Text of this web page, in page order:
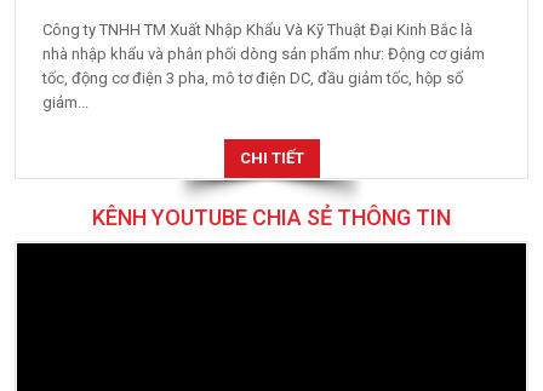
Công ty TNHH TM Xuất Nhập Khẩu Và Kỹ Thuật Đại Kinh Bắc là
nhà nhập khẩu và phân phối dòng sản phẩm như: Động cơ giảm
tốc, động cơ điện 3 pha, mô tơ điện DC, đầu giảm tốc, hộp số
giảm...
CHI TIẾT
KÊNH YOUTUBE CHIA SẺ THÔNG TIN